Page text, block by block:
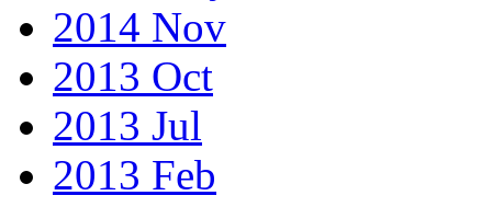
2014 Nov
2013 Oct
2013 Jul
2013 Feb